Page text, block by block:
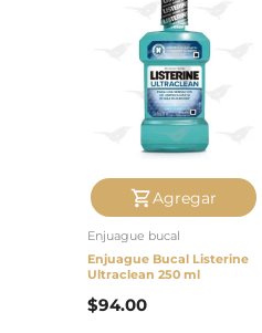
Agregar
Enjuague bucal
Enjuague Bucal Listerine
Ultraclean 250 ml
$94.00